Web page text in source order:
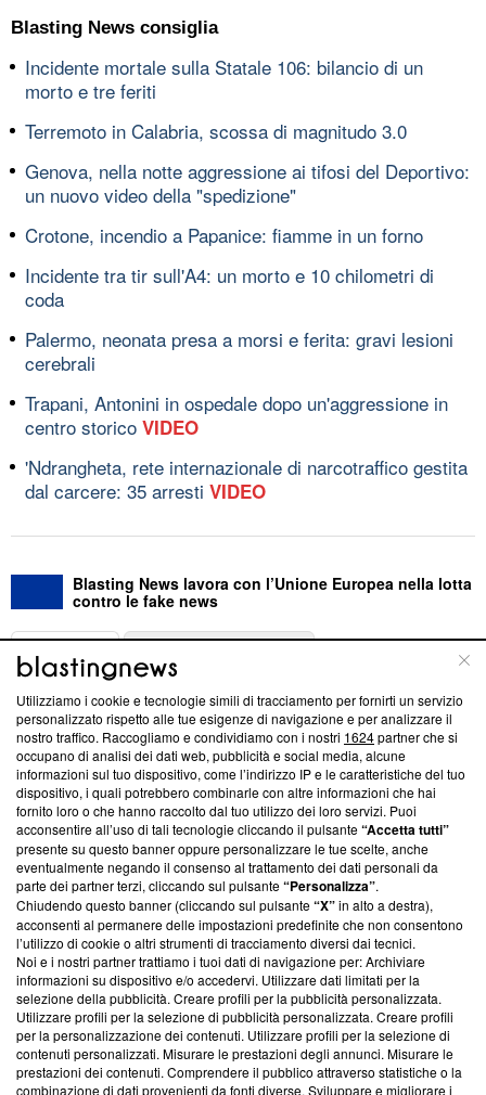
Blasting News consiglia
Incidente mortale sulla Statale 106: bilancio di un
morto e tre feriti
Terremoto in Calabria, scossa di magnitudo 3.0
Genova, nella notte aggressione ai tifosi del Deportivo:
un nuovo video della "spedizione"
Crotone, incendio a Papanice: fiamme in un forno
Incidente tra tir sull'A4: un morto e 10 chilometri di
coda
Palermo, neonata presa a morsi e ferita: gravi lesioni
cerebrali
Trapani, Antonini in ospedale dopo un'aggressione in
centro storico VIDEO
'Ndrangheta, rete internazionale di narcotraffico gestita
dal carcere: 35 arresti VIDEO
Blasting News lavora con l’Unione Europea nella lotta
contro le fake news
ABOUT
Questa sezione offre informazioni trasparenti su Blasting
News, sui nostri processi editoriali e su come ci impegniamo a
creare news di qualità. Inoltre, afferma la nostra aderenza a
‘Trust Project - News with Integrity’Blasting News non è
ancora membro del programma, ma ha richiesto di farne
parte; Trust Project non ha ancora effettuato una verifica di
conformità agli standard.
Su di noi
Team editoriale
Corporate
Redazione
Informativa Privacy
Cookie Policy
Utilizziamo i cookie e tecnologie simili di tracciamento per fornirti un servizio
personalizzato rispetto alle tue esigenze di navigazione e per analizzare il
nostro traffico. Raccogliamo e condividiamo con i nostri 1624partner che si
occupano di analisi dei dati web, pubblicità e social media, alcune
informazioni sul tuo dispositivo, come l’indirizzo IP e le caratteristiche del tuo
dispositivo, i quali potrebbero combinarle con altre informazioni che hai
fornito loro o che hanno raccolto dal tuo utilizzo dei loro servizi. Puoi
acconsentire all’uso di tali tecnologie cliccando il pulsante“Accetta tutti”
presente su questo banner oppure personalizzare le tue scelte, anche
eventualmente negando il consenso al trattamento dei dati personali da
parte dei partner terzi, cliccando sul pulsante“Personalizza”.
Chiudendo questo banner (cliccando sul pulsante“X”in alto a destra),
acconsenti al permanere delle impostazioni predefinite che non consentono
l’utilizzo di cookie o altri strumenti di tracciamento diversi dai tecnici.
Noi e i nostri partner trattiamo i tuoi dati di navigazione per: Archiviare
informazioni su dispositivo e/o accedervi. Utilizzare dati limitati per la
selezione della pubblicità. Creare profili per la pubblicità personalizzata.
Utilizzare profili per la selezione di pubblicità personalizzata. Creare profili
per la personalizzazione dei contenuti. Utilizzare profili per la selezione di
contenuti personalizzati. Misurare le prestazioni degli annunci. Misurare le
prestazioni dei contenuti. Comprendere il pubblico attraverso statistiche o la
combinazione di dati provenienti da fonti diverse. Sviluppare e migliorare i